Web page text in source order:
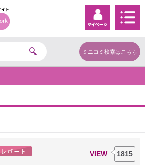
ミニコミ検索はこちら
VIEW 1815